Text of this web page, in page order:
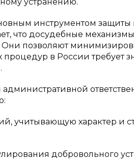
инструментом защиты
что досудебные
позволяют
процедур в России требует
учитывающую характер и
добровольного